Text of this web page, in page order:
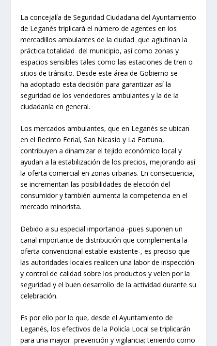
La concejalía de Seguridad Ciudadana del Ayuntamiento
de Leganés triplicará el número de agentes en los
mercadillos ambulantes de la ciudad que aglutinan la
práctica totalidad del municipio, así como zonas y
espacios sensibles tales como las estaciones de tren o
sitios de tránsito. Desde este área de Gobierno se
ha adoptado esta decisión para garantizar así la
seguridad de los vendedores ambulantes y la de la
ciudadanía en general.
Los mercados ambulantes, que en Leganés se ubican
en el Recinto Ferial, San Nicasio y La Fortuna,
contribuyen a dinamizar el tejido económico local y
ayudan a la estabilización de los precios, mejorando así
la oferta comercial en zonas urbanas. En consecuencia,
se incrementan las posibilidades de elección del
consumidor y también aumenta la competencia en el
mercado minorista.
Debido a su especial importancia -pues suponen un
canal importante de distribución que complementa la
oferta convencional estable existente-, es preciso que
las autoridades locales realicen una labor de inspección
y control de calidad sobre los productos y velen por la
seguridad y el buen desarrollo de la actividad durante su
celebración.
Es por ello por lo que, desde el Ayuntamiento de
Leganés, los efectivos de la Policía Local se triplicarán
para una mayor prevención y vigilancia; teniendo como